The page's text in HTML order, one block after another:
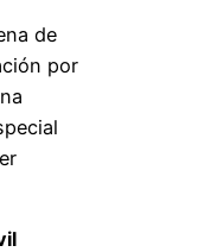
de
por